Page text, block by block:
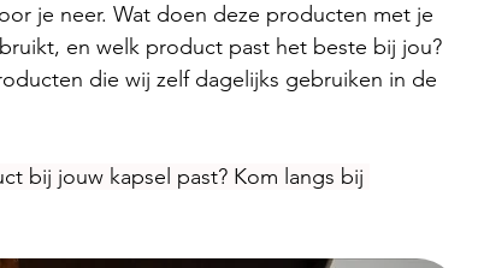
je neer. Wat doen deze producten met je
en welk product past het beste bij jou?
die wij zelf dagelijks gebruiken in de
bij jouw kapsel past? Kom langs bij